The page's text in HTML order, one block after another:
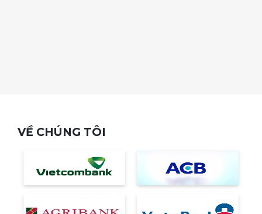
VỀ CHÚNG TÔI